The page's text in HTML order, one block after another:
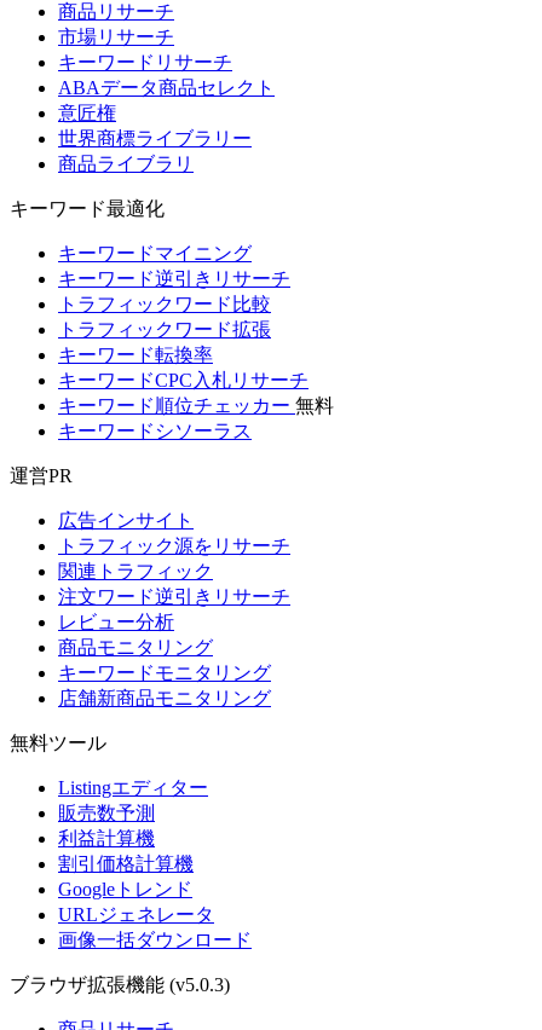
商品リサーチ
市場リサーチ
キーワードリサーチ
ABAデータ商品セレクト
意匠権
世界商標ライブラリー
商品ライブラリ
キーワード最適化
キーワードマイニング
キーワード逆引きリサーチ
トラフィックワード比較
トラフィックワード拡張
キーワード転換率
キーワードCPC入札リサーチ
キーワード順位チェッカー 無料
キーワードシソーラス
運営PR
広告インサイト
トラフィック源をリサーチ
関連トラフィック
注文ワード逆引きリサーチ
レビュー分析
商品モニタリング
キーワードモニタリング
店舗新商品モニタリング
無料ツール
Listingエディター
販売数予測
利益計算機
割引価格計算機
Googleトレンド
URLジェネレータ
画像一括ダウンロード
ブラウザ拡張機能 (v5.0.3)